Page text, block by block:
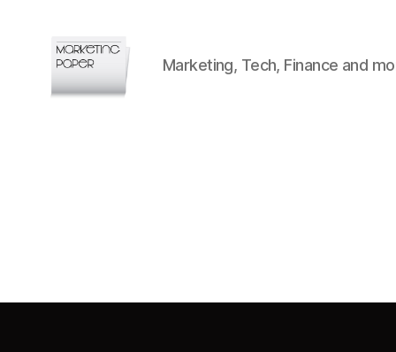
Marketing, Tech, Finance and